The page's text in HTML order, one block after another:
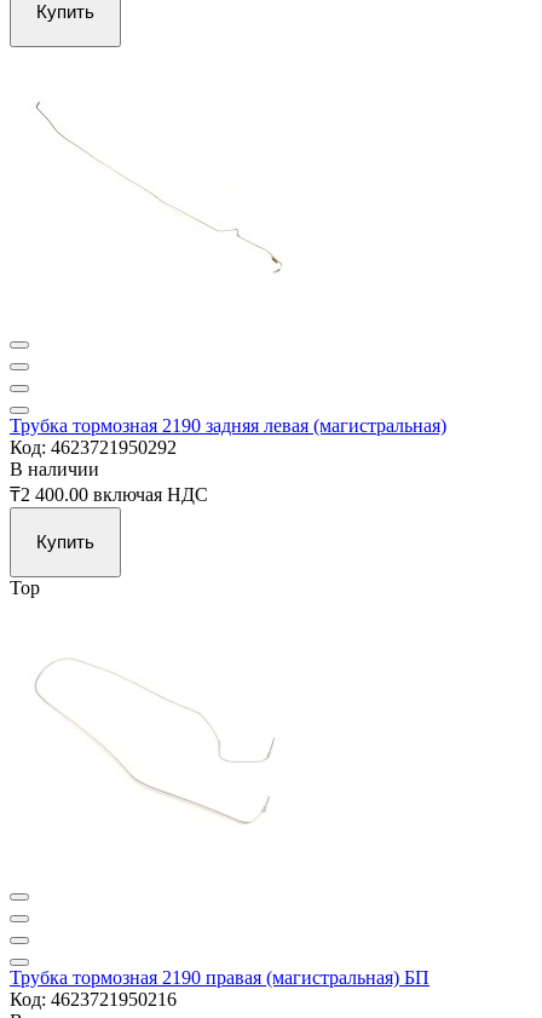
Купить
Трубка тормозная 2190 задняя левая (магистральная)
Код: 4623721950292
В наличии
₸2 400.00 включая НДС
Купить
Top
Трубка тормозная 2190 правая (магистральная) БП
Код: 4623721950216